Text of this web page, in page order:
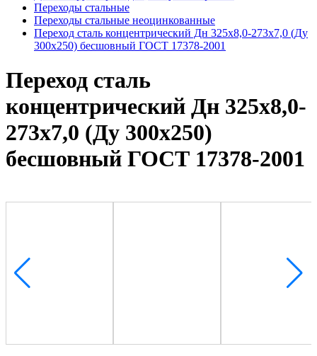
Переходы стальные
Переходы стальные неоцинкованные
Переход сталь концентрический Дн 325х8,0-273х7,0 (Ду
300х250) бесшовный ГОСТ 17378-2001
Переход сталь
концентрический Дн 325х8,0-
273х7,0 (Ду 300х250)
бесшовный ГОСТ 17378-2001